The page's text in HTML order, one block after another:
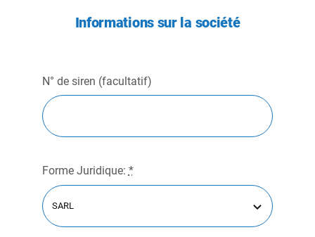
Informations sur la société
N° de siren (facultatif)
Forme Juridique: *